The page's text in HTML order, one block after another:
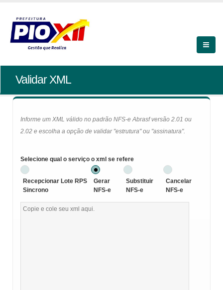
Validar XML
Informe um XML válido no padrão NFS-e Abrasf versão 2.01 ou
2.02 e escolha a opção de validar "estrutura" ou "assinatura".
Selecione qual o serviço o xml se refere
Recepcionar Lote RPS
Sincrono
Gerar
NFS-e
Substituir
NFS-e
Cancelar
NFS-e